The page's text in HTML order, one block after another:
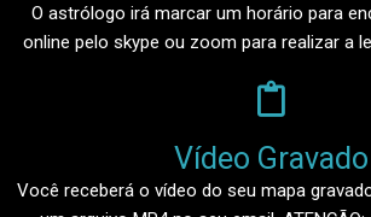
O astrólogo irá marcar um horário para
online pelo skype ou zoom para realizar a
Vídeo Gravado​
Você receberá o vídeo do seu mapa